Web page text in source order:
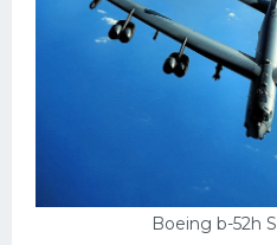
Boeing b-52h